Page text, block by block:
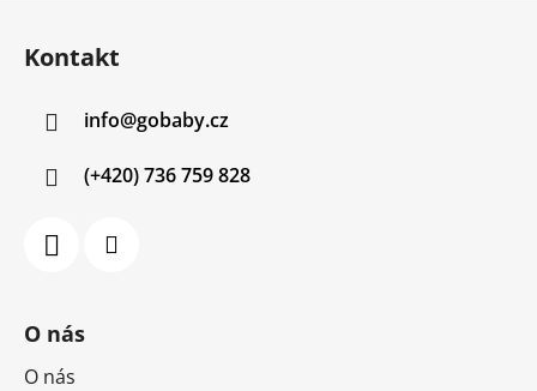
Kontakt
info@gobaby.cz
(+420) 736 759 828
O nás
O nás